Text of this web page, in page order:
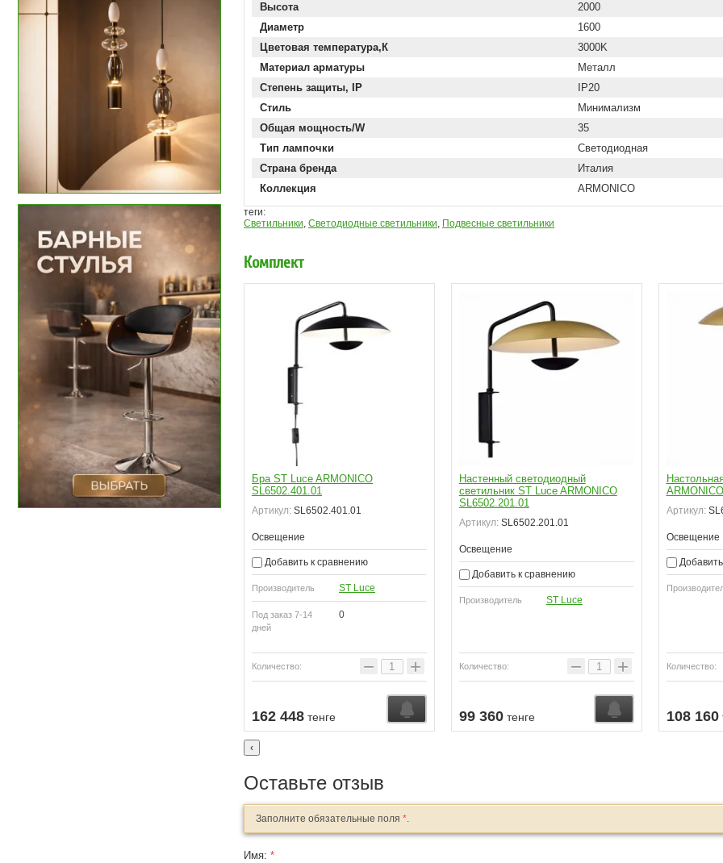
Высота
2000
Диаметр
1600
Цветовая температура,К
3000K
Материал арматуры
Металл
Степень защиты, IP
IP20
Стиль
Минимализм
Общая мощность/W
35
Тип лампочки
Светодиодная
Страна бренда
Италия
Коллекция
ARMONICO
теги:
Светильники, Светодиодные светильники, Подвесные светильники
Комплект
Бра ST Luce ARMONICO
SL6502.401.01
Артикул: SL6502.401.01
Освещение
Добавить к сравнению
Производитель ST Luce
Под заказ 7-14
дней
0
Количество: − +
162 448 тенге
Настенный светодиодный
светильник ST Luce ARMONICO
SL6502.201.01
Артикул:SL6502.201.01
Освещение
Добавить к сравнению
Производитель ST Luce
Количество: − +
99 360тенге
Артикул:
Освещение
Количество:
108 160
Узнать о поступлении Узнать о
‹
Оставьте отзыв
Заполните обязательные поля *.
Имя: *